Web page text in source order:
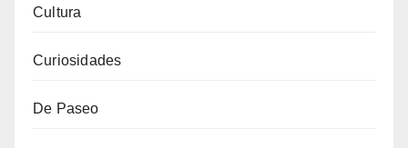
Cultura
Curiosidades
De Paseo